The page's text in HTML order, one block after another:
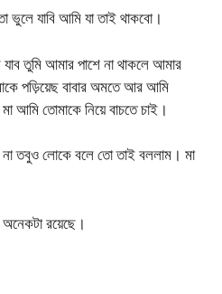
ভুলে যাবি আমি যা তাই থাকবো।
তুমি আমার পাশে না থাকলে আমার
পড়িয়েছ বাবার অমতে আর আমি
আমি তোমাকে নিয়ে বাচতে চাই।
না তবুও লোকে বলে তো তাই বললাম। মা
রয়েছে।